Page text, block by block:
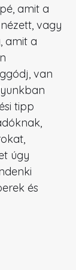
amit a
vagy
amit a
van
tipp
úgy
és